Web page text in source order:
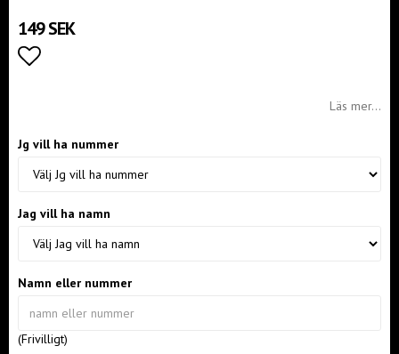
149 SEK
Läs mer...
Jg vill ha nummer
Jag vill ha namn
Namn eller nummer
(Frivilligt)